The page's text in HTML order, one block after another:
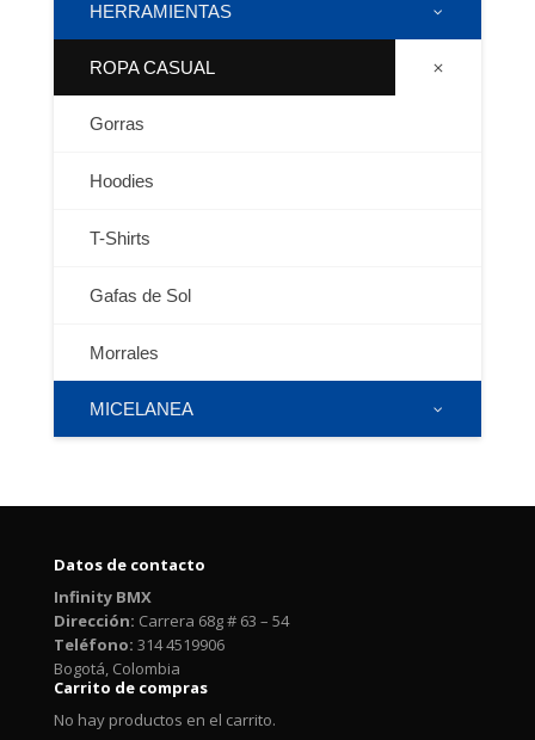
HERRAMIENTAS
ROPA CASUAL
Gorras
Hoodies
T-Shirts
Gafas de Sol
Morrales
MICELANEA
Datos de contacto
Infinity BMX
Dirección: Carrera 68g # 63 – 54
Teléfono: 314 4519906
Bogotá, Colombia
Carrito de compras
No hay productos en el carrito.